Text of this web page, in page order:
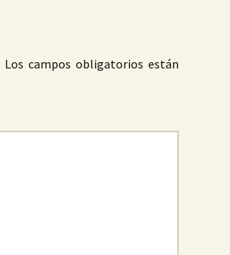
Los campos obligatorios están